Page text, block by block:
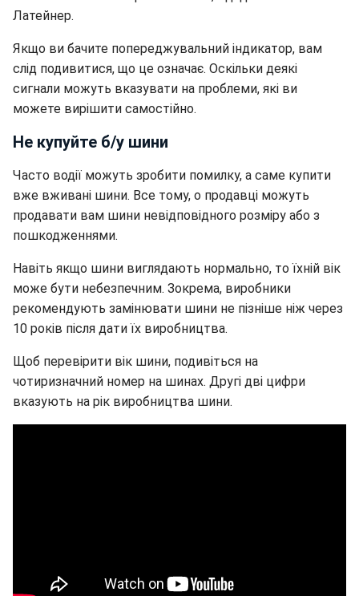
Латейнер.
Якщо ви бачите попереджувальний індикатор, вам
слід подивитися, що це означає. Оскільки деякі
сигнали можуть вказувати на проблеми, які ви
можете вирішити самостійно.
Не купуйте б/у шини
Часто водії можуть зробити помилку, а саме купити
вже вживані шини. Все тому, о продавці можуть
продавати вам шини невідповідного розміру або з
пошкодженнями.
Навіть якщо шини виглядають нормально, то їхній вік
може бути небезпечним. Зокрема, виробники
рекомендують замінювати шини не пізніше ніж через
10 років після дати їх виробництва.
Щоб перевірити вік шини, подивіться на
чотиризначний номер на шинах. Другі дві цифри
вказують на рік виробництва шини.